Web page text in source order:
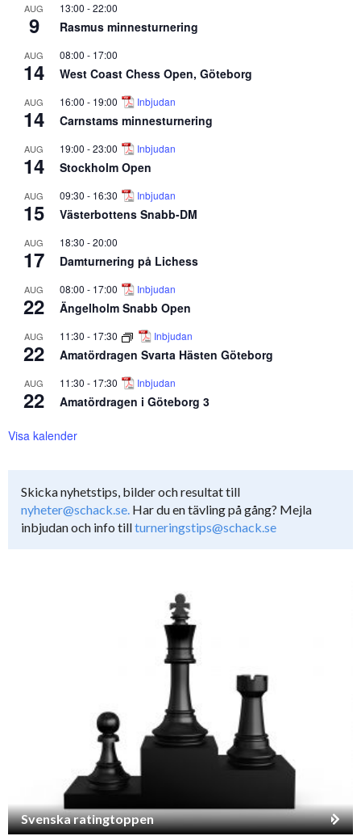
AUG
9
13:00 -22:00
Rasmus minnesturnering
AUG
14
08:00 - 17:00
West Coast Chess Open, Göteborg
AUG
14
16:00 - 19:00 Inbjudan
Carnstams minnesturnering
AUG
14
19:00 -23:00 Inbjudan
Stockholm Open
AUG
15
09:30 - 16:30 Inbjudan
Västerbottens Snabb-DM
AUG
17
18:30 -20:00
Damturnering på Lichess
AUG
22
08:00 - 17:00 Inbjudan
Ängelholm Snabb Open
AUG
22
11:30 - 17:30 Inbjudan
Amatördragen Svarta Hästen Göteborg
AUG
22
11:30 - 17:30 Inbjudan
Amatördragen i Göteborg 3
Visa kalender
Skicka nyhetstips, bilder och resultat till
nyheter@schack.se. Har du en tävling på gång? Mejla
inbjudan och info tillturneringstips@schack.se
Svenska ratingtoppen